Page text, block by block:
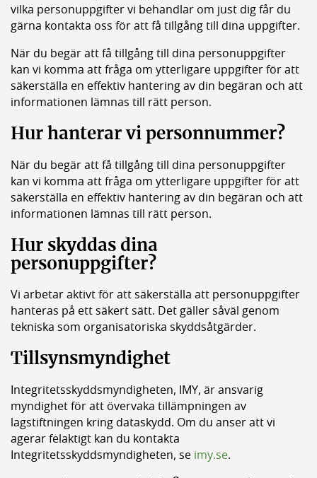
vilka personuppgifter vi behandlar om just dig får du
gärna kontakta oss för att få tillgång till dina uppgifter.
När du begär att få tillgång till dina personuppgifter
kan vi komma att fråga om ytterligare uppgifter för att
säkerställa en effektiv hantering av din begäran och att
informationen lämnas till rätt person.
Hur hanterar vi personnummer?
När du begär att få tillgång till dina personuppgifter
kan vi komma att fråga om ytterligare uppgifter för att
säkerställa en effektiv hantering av din begäran och att
informationen lämnas till rätt person.
Hur skyddas dina
personuppgifter?
Vi arbetar aktivt för att säkerställa att personuppgifter
hanteras på ett säkert sätt. Det gäller såväl genom
tekniska som organisatoriska skyddsåtgärder.
Tillsynsmyndighet
Integritetsskyddsmyndigheten, IMY, är ansvarig
myndighet för att övervaka tillämpningen av
lagstiftningen kring dataskydd. Om du anser att vi
agerar felaktigt kan du kontakta
Integritetsskyddsmyndigheten, se imy.se.